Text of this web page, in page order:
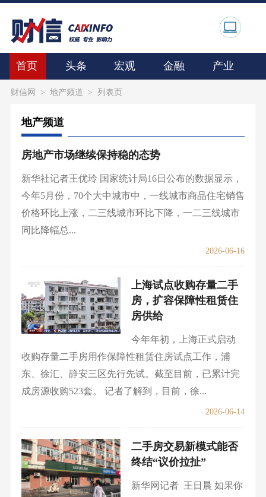
首页 头条 宏观 金融 产业
财信网 > 地产频道 > 列表页
地产频道
房地产市场继续保持稳的态势
新华社记者王优玲 国家统计局16日公布的数据显示，
今年5月份，70个大中城市中，一线城市商品住宅销售
价格环比上涨，二三线城市环比下降，一二三线城市
同比降幅总...
2026-06-16
上海试点收购存量二手
房，扩容保障性租赁住
房供给
今年年初，上海正式启动
收购存量二手房用作保障性租赁住房试点工作，浦
东、徐汇、静安三区先行先试。截至目前，已累计完
成房源收购523套。 记者了解到，目前，徐...
2026-06-14
二手房交易新模式能否
终结“议价拉扯”
新华网记者 王日晨 如果你